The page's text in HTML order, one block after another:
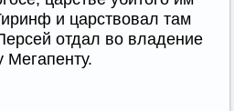
и царствовал там
отдал во владение
Мегапенту.